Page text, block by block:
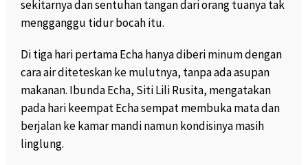
sekitarnya dan sentuhan tangan dari orang tuanya tak
mengganggu tidur bocah itu.
Di tiga hari pertama Echa hanya diberi minum dengan
cara air diteteskan ke mulutnya, tanpa ada asupan
makanan. Ibunda Echa, Siti Lili Rusita, mengatakan
pada hari keempat Echa sempat membuka mata dan
berjalan ke kamar mandi namun kondisinya masih
linglung.